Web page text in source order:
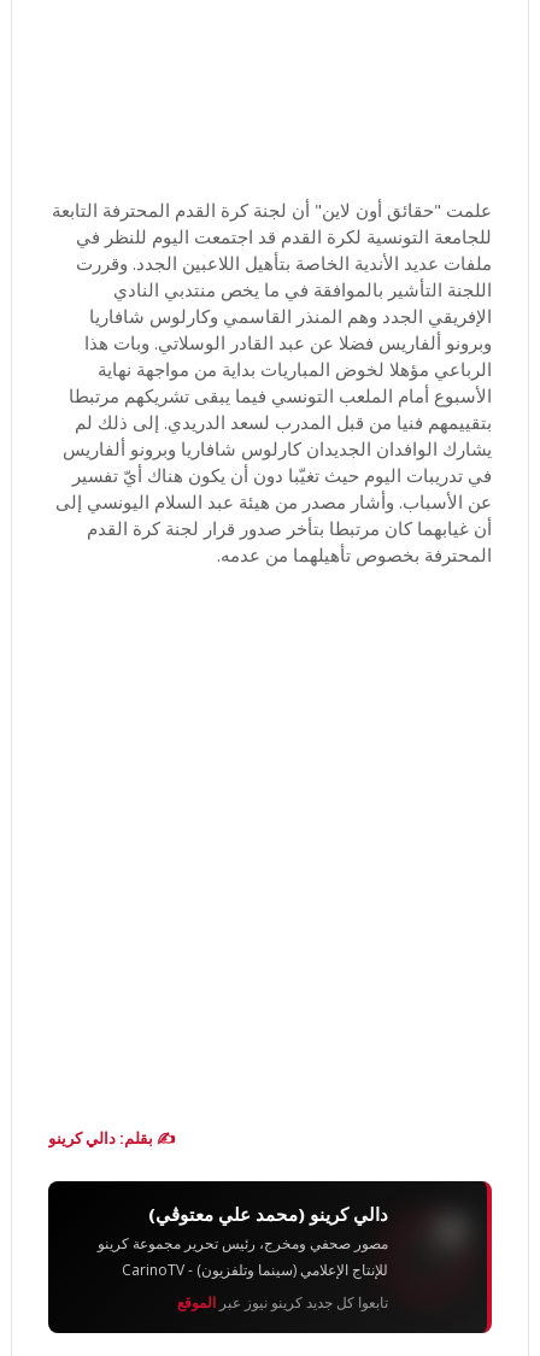
علمت "حقائق أون لاين" أن لجنة كرة القدم المحترفة التابعة
للجامعة التونسية لكرة القدم قد اجتمعت اليوم للنظر في
ملفات عديد الأندية الخاصة بتأهيل اللاعبين الجدد. وقررت
اللجنة التأشير بالموافقة في ما يخص منتدبي النادي
الإفريقي الجدد وهم المنذر القاسمي وكارلوس شافاريا
وبرونو ألفاريس فضلا عن عبد القادر الوسلاتي. وبات هذا
الرباعي مؤهلا لخوض المباريات بداية من مواجهة نهاية
الأسبوع أمام الملعب التونسي فيما يبقى تشريكهم مرتبطا
بتقييمهم فنيا من قبل المدرب لسعد الدريدي. إلى ذلك لم
يشارك الوافدان الجديدان كارلوس شافاريا وبرونو ألفاريس
في تدريبات اليوم حيث تغيّبا دون أن يكون هناك أيّ تفسير
عن الأسباب. وأشار مصدر من هيئة عبد السلام اليونسي إلى
أن غيابهما كان مرتبطا بتأخر صدور قرار لجنة كرة القدم
المحترفة بخصوص تأهيلهما من عدمه.
✍️ بقلم: دالي كرينو
دالي كرينو (محمد علي معتوڨي)
مصور صحفي ومخرج، رئيس تحرير مجموعة كرينو
للإنتاج الإعلامي (سينما وتلفزيون) - CarinoTV
تابعوا كل جديد كرينو نيوز عبر الموقع